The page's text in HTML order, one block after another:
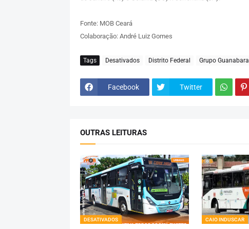
Fonte: MOB Ceará
Colaboração: André Luiz Gomes
Tags Desativados Distrito Federal Grupo Guanabara
Facebook Twitter
OUTRAS LEITURAS
DESATIVADOS CAIO INDUSCAR